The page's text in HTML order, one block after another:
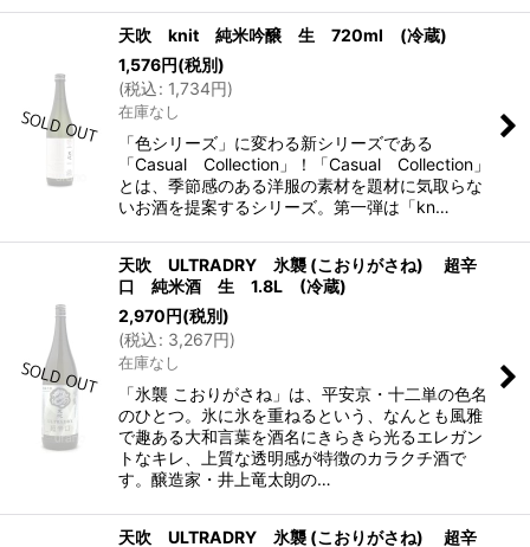
天吹 knit 純米吟醸 生 720ml (冷蔵)
1,576円(税別)
(税込: 1,734円)
在庫なし
「色シリーズ」に変わる新シリーズである
「Casual Collection」！「Casual Collection」
とは、季節感のある洋服の素材を題材に気取らな
いお酒を提案するシリーズ。第一弾は「kn…
天吹 ULTRADRY 氷襲 (こおりがさね) 超辛
口 純米酒 生 1.8L (冷蔵)
2,970円(税別)
(税込: 3,267円)
在庫なし
「氷襲 こおりがさね」は、平安京・十二単の色名
のひとつ。氷に氷を重ねるという、なんとも風雅
で趣ある大和言葉を酒名にきらきら光るエレガン
トなキレ、上質な透明感が特徴のカラクチ酒で
す。醸造家・井上竜太朗の…
天吹 ULTRADRY 氷襲 (こおりがさね) 超辛